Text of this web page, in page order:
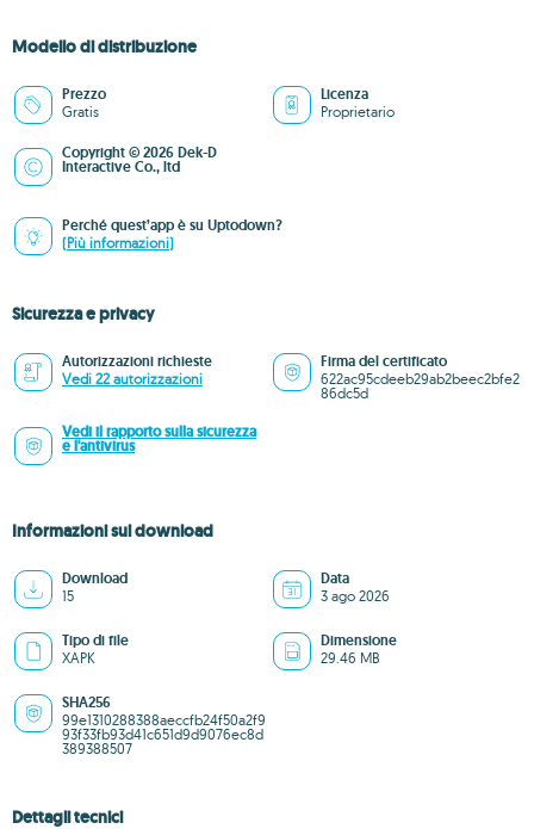
Modello di distribuzione
Prezzo
Gratis
Licenza
Proprietario
Copyright © 2026 Dek-D
Interactive Co., ltd
Perché quest’app è su Uptodown?
(Più informazioni)
Sicurezza e privacy
Autorizzazioni richieste
Vedi 22 autorizzazioni
Firma del certificato
622ac95cdeeb29ab2beec2bfe2
86dc5d
Vedi il rapporto sulla sicurezza
e l'antivirus
Informazioni sul download
Download
15
Data
3 ago 2026
Tipo di file
XAPK
Dimensione
29.46 MB
SHA256
99e1310288388aeccfb24f50a2f9
93f33fb93d41c651d9d9076ec8d
389388507
Dettagli tecnici